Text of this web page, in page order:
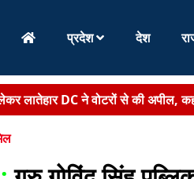
प्रदेश देश
लातेहार DC ने वोटरों से की अपील,
का अधिकारियों को अल्टीमेटम, अब हर
में EOU की बड़ी कार्रवाई, दो और